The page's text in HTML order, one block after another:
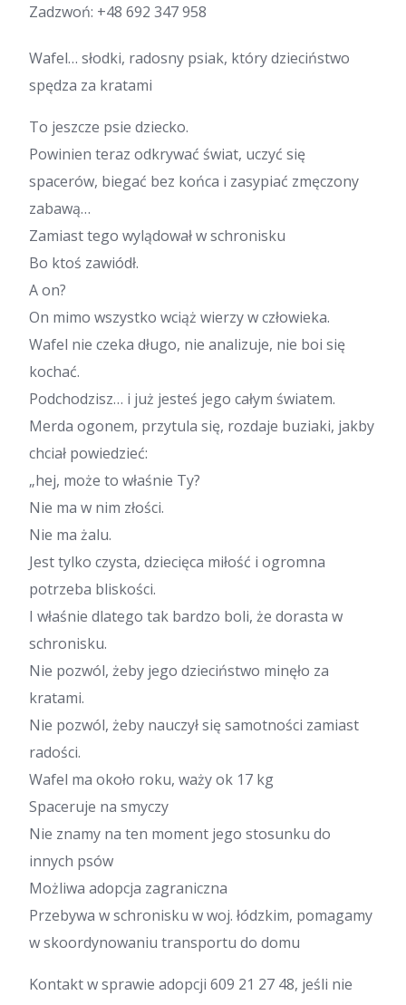
Zadzwoń: +48 692 347 958
Wafel… słodki, radosny psiak, który dzieciństwo
spędza za kratami
To jeszcze psie dziecko.
Powinien teraz odkrywać świat, uczyć się
spacerów, biegać bez końca i zasypiać zmęczony
zabawą…
Zamiast tego wylądował w schronisku
Bo ktoś zawiódł.
A on?
On mimo wszystko wciąż wierzy w człowieka.
Wafel nie czeka długo, nie analizuje, nie boi się
kochać.
Podchodzisz… i już jesteś jego całym światem.
Merda ogonem, przytula się, rozdaje buziaki, jakby
chciał powiedzieć:
„hej, może to właśnie Ty?
Nie ma w nim złości.
Nie ma żalu.
Jest tylko czysta, dziecięca miłość i ogromna
potrzeba bliskości.
I właśnie dlatego tak bardzo boli, że dorasta w
schronisku.
Nie pozwól, żeby jego dzieciństwo minęło za
kratami.
Nie pozwól, żeby nauczył się samotności zamiast
radości.
Wafel ma około roku, waży ok 17 kg
Spaceruje na smyczy
Nie znamy na ten moment jego stosunku do
innych psów
Możliwa adopcja zagraniczna
Przebywa w schronisku w woj. łódzkim, pomagamy
w skoordynowaniu transportu do domu
Kontakt w sprawie adopcji 609 21 27 48, jeśli nie